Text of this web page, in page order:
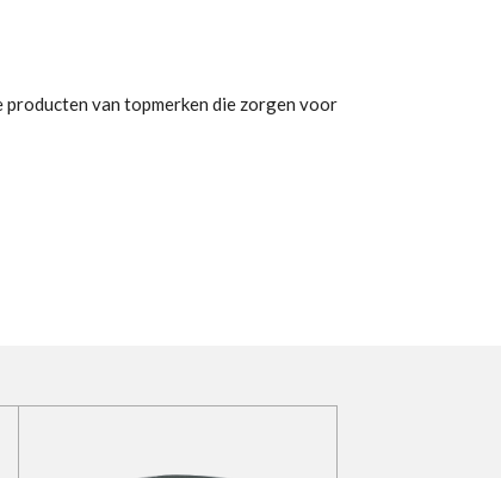
van topmerken die zorgen voor